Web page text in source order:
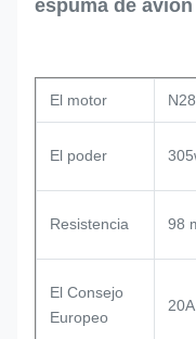
espuma de
El motor
El poder
Resistencia 98
El Consejo
Europeo
20A